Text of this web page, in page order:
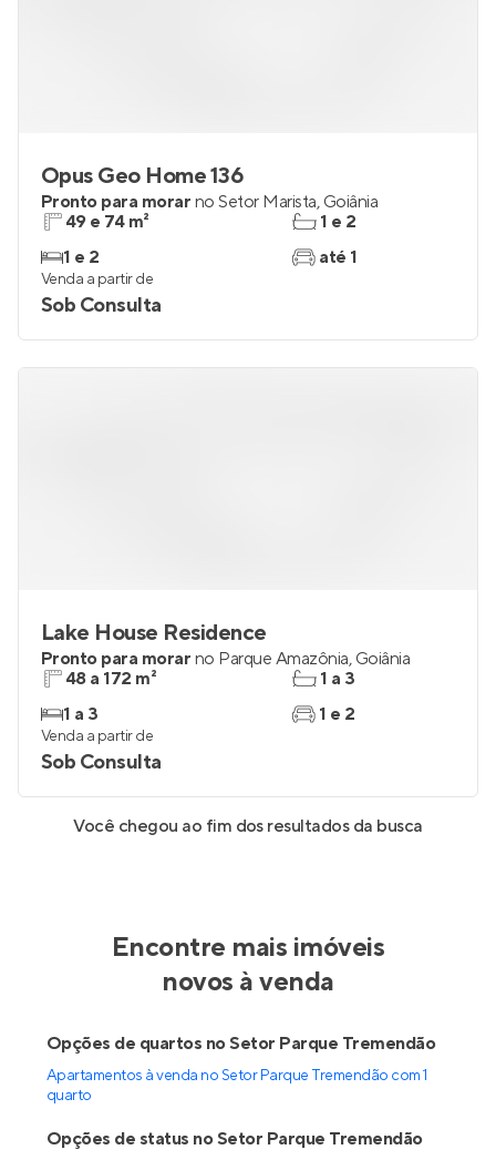
Opus Geo Home 136
Pronto para morar no Setor Marista, Goiânia
49 e 74 m²
1 e 2
1 e 2
até 1
Venda a partir de
Sob Consulta
Lake House Residence
Pronto para morar no Parque Amazônia, Goiânia
48 a 172 m²
1 a 3
1 a 3
1 e 2
Venda a partir de
Sob Consulta
Você chegou ao fim dos resultados da busca
Encontre mais imóveis
novos à venda
Opções de quartos no Setor Parque Tremendão
Apartamentos à venda no Setor Parque Tremendão com 1
quarto
Opções de status no Setor Parque Tremendão